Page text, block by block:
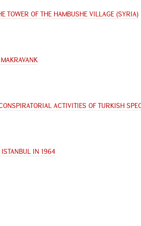
TOWER OF THE HAMBUSHE VILLAGE (SYRIA)
ACTIVITIES OF TURKISH
ISTANBUL IN 1964